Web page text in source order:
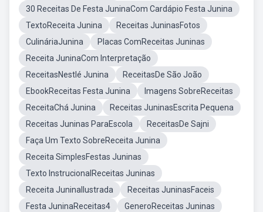
30 Receitas De Festa JuninaCom Cardápio Festa Junina
TextoReceita Junina
Receitas JuninasFotos
CulináriaJunina
Placas ComReceitas Juninas
Receita JuninaCom Interpretação
ReceitasNestlé Junina
ReceitasDe São João
EbookReceitas Festa Junina
Imagens SobreReceitas
ReceitaChá Junina
Receitas JuninasEscrita Pequena
Receitas Juninas ParaEscola
ReceitasDe Sajni
Faça Um Texto SobreReceita Junina
Receita SimplesFestas Juninas
Texto InstrucionalReceitas Juninas
Receita JuninaIlustrada
Receitas JuninasFaceis
Festa JuninaReceitas4
GeneroReceitas Juninas